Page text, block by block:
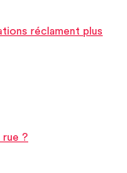
réclament plus
?